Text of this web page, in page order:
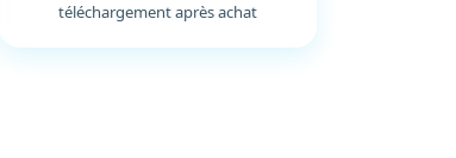
téléchargement après achat